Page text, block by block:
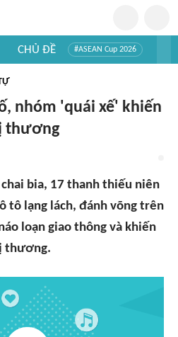
CHỦ ĐỀ #ASEAN Cup 2026
phá thế giới
nhóm 'quái xế' khiến
thương
bia, 17 thanh thiếu niên
tô lạng lách, đánh võng trên
loạn giao thông và khiến
thương.